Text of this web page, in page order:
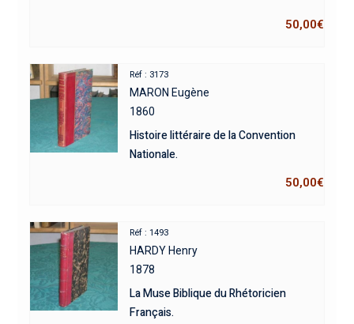
50,00€
Réf : 3173
MARON Eugène
1860
Histoire littéraire de la Convention
Nationale.
50,00€
Réf : 1493
HARDY Henry
1878
La Muse Biblique du Rhétoricien
Français.